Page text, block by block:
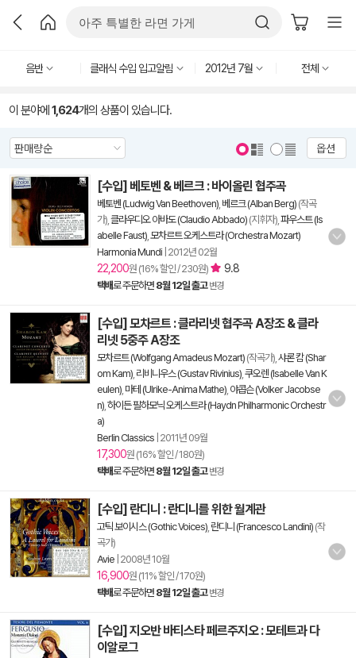
음반 클래식 수입 입고알림 2012년 7월 전체
이 분야에 1,624개의 상품이 있습니다.
옵션
[수입] 베토벤 & 베르크 : 바이올린 협주곡
베토벤 (Ludwig Van Beethoven) 베르크 (Alban Berg) (작곡
가), 클라우디오 아바도 (Claudio Abbado) (지휘자), 파우스트 (Is
abelle Faust) 모차르트 오케스트라 (Orchestra Mozart)
Harmonia Mundi 2012년 02월
22,200원 (16% 할인 / 230원) 9.8
택배로 주문하면 8월 12일 출고 변경
[수입] 모차르트 : 클라리넷 협주곡 A장조 & 클라
리넷 5중주 A장조
모차르트 (Wolfgang Amadeus Mozart) (작곡가), 샤론 캄 (Shar
om Kam) 리비니우스 (Gustav Rivinius) 쿠오렌 (Isabelle Van K
eulen) 마테 (Ulrike-Anima Mathe) 야콥슨 (Volker Jacobse
n) 하이든 필하모닉 오케스트라 (Haydn Philharmonic Orchestr
a)
Berlin Classics 2011년 09월
17,300원 (16% 할인 / 180원)
택배로 주문하면 8월 12일 출고 변경
[수입] 란디니 : 란디니를 위한 월계관
고틱 보이시스 (Gothic Voices) 란디니 (Francesco Landini) (작
곡가)
Avie 2008년 10월
16,900원 (11% 할인 / 170원)
택배로 주문하면 8월 12일 출고 변경
[수입] 지오반 바티스타 페르주지오 : 모테트과 다
이알로그